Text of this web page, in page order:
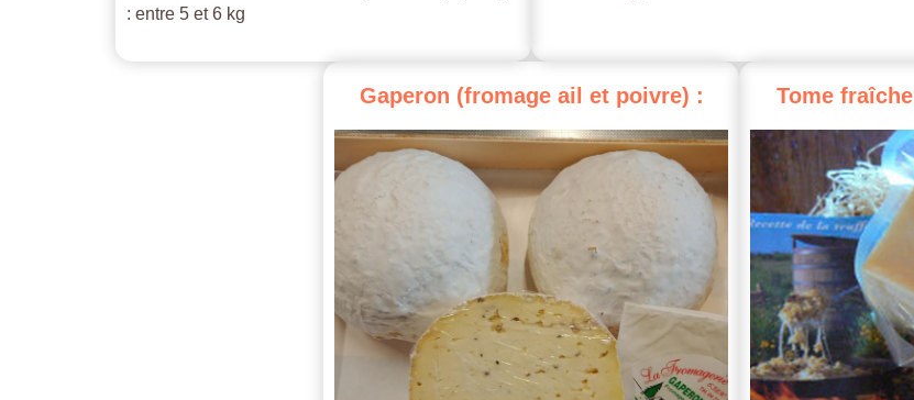
: entre 5 et 6 kg
Gaperon (fromage ail et poivre) : Tome fraîche